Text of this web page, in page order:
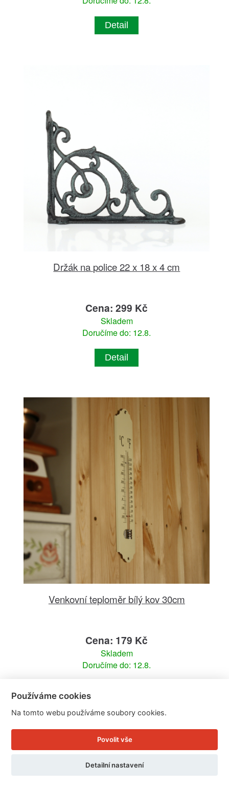
Detail
Držák na police 22 x 18 x 4 cm
Cena: 299 Kč
Skladem
Doručíme do: 12.8.
Detail
Venkovní teploměr bílý kov 30cm
Cena: 179 Kč
Skladem
Doručíme do: 12.8.
Používáme cookies
Na tomto webu používáme soubory cookies.
Povolit vše
Detailní nastavení